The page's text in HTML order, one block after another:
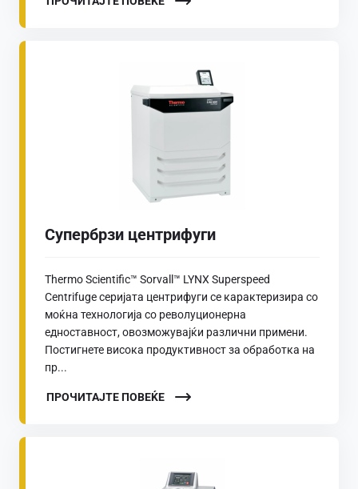
Супербрзи центрифуги
Thermo Scientific™ Sorvall™ LYNX Superspeed
Centrifuge серијата центрифуги се карактеризира со
моќна технологија со револуционерна
едноставност, овозможувајќи различни примени.
Постигнете висока продуктивност за обработка на
пр...
ПРОЧИТАЈТЕ ПОВЕЌЕ